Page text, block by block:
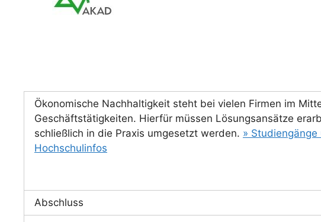
Ökonomische Nachhaltigkeit steht bei vielen Firmen im
Geschäftstätigkeiten. Hierfür müssen Lösungsansätze
schließlich in die Praxis umgesetzt werden. » Studiengänge
Hochschulinfos
Abschluss